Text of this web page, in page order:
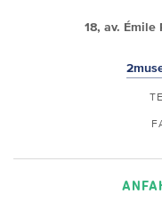
18, av. Émile